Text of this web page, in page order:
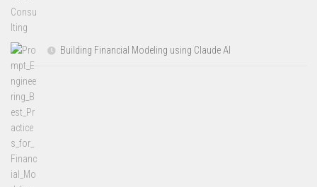
Building Financial Modeling using Claude AI